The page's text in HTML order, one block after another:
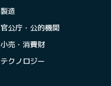
製造
官公庁・公的機関
小売・消費財
テクノロジー